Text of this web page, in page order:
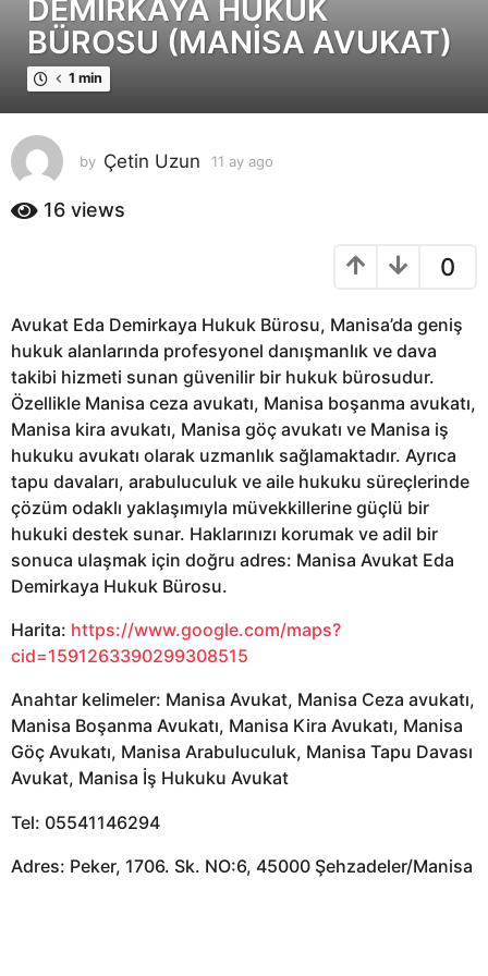
y
a
g
1
a
y
DEMİRKAYA HUKUK
BÜROSU (MANİSA AVUKAT)
1 min
by Çetin Uzun 11 ay ago
16 views
0
Avukat Eda Demirkaya Hukuk Bürosu, Manisa’da geniş
hukuk alanlarında profesyonel danışmanlık ve dava
takibi hizmeti sunan güvenilir bir hukuk bürosudur.
Özellikle Manisa ceza avukatı, Manisa boşanma avukatı,
Manisa kira avukatı, Manisa göç avukatı ve Manisa iş
hukuku avukatı olarak uzmanlık sağlamaktadır. Ayrıca
tapu davaları, arabuluculuk ve aile hukuku süreçlerinde
çözüm odaklı yaklaşımıyla müvekkillerine güçlü bir
hukuki destek sunar. Haklarınızı korumak ve adil bir
sonuca ulaşmak için doğru adres: Manisa Avukat Eda
Demirkaya Hukuk Bürosu.
Harita: https://www.google.com/maps?
cid=1591263390299308515
Anahtar kelimeler: Manisa Avukat, Manisa Ceza avukatı,
Manisa Boşanma Avukatı, Manisa Kira Avukatı, Manisa
Göç Avukatı, Manisa Arabuluculuk, Manisa Tapu Davası
Avukat, Manisa İş Hukuku Avukat
Tel: 05541146294
Adres: Peker, 1706. Sk. NO:6, 45000 Şehzadeler/Manisa